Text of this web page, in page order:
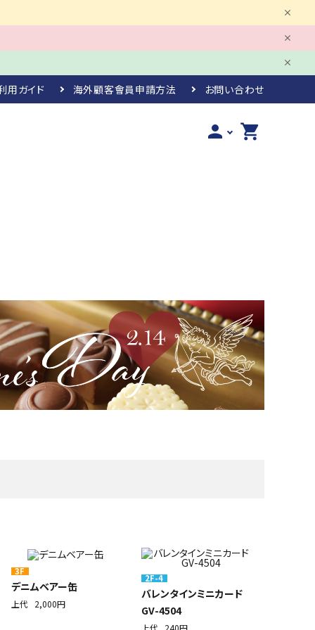
用ガイド 海外顧客會員申請方法 お問い合わせ
person shopping_cart
3F
デニムベアー缶
上代 2,000円
2F-4
バレンタインミニカード
GV-4504